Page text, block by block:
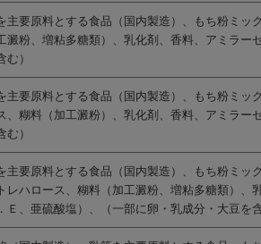
主要原料とする食品（国内製造）、もち粉ミッ
澱粉、増粘多糖類）、乳化剤、香料、アミラ
む）
主要原料とする食品（国内製造）、もち粉ミッ
、糊料（加工澱粉）、乳化剤、香料、アミラ
む）
主要原料とする食品（国内製造）、もち粉ミッ
レハロース、糊料（加工澱粉、増粘多糖類）、
Ｅ、亜硫酸塩）、（一部に卵・乳成分・大豆を含